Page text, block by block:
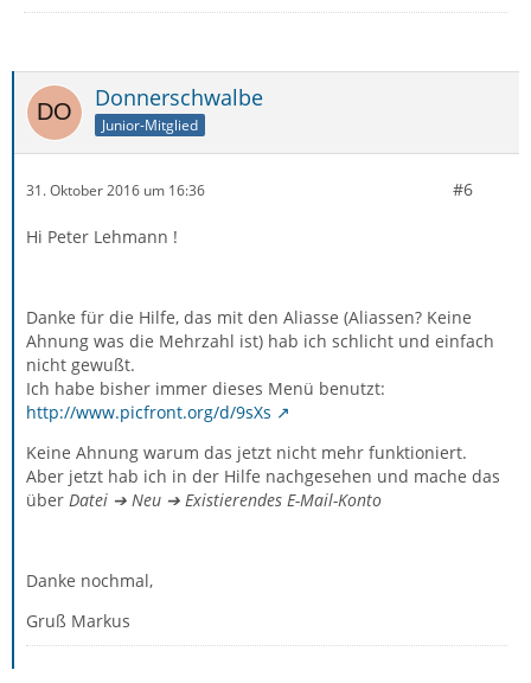
Donnerschwalbe
Junior-Mitglied
31. Oktober 2016 um 16:36 #6
Hi Peter Lehmann !
Danke für die Hilfe, das mit den Aliasse (Aliassen? Keine
Ahnung was die Mehrzahl ist) hab ich schlicht und einfach
nicht gewußt.
Ich habe bisher immer dieses Menü benutzt:
http://www.picfront.org/d/9sXs
Keine Ahnung warum das jetzt nicht mehr funktioniert.
Aber jetzt hab ich in der Hilfe nachgesehen und mache das
über Datei ➔ Neu ➔ Existierendes E-Mail-Konto
Danke nochmal,
Gruß Markus